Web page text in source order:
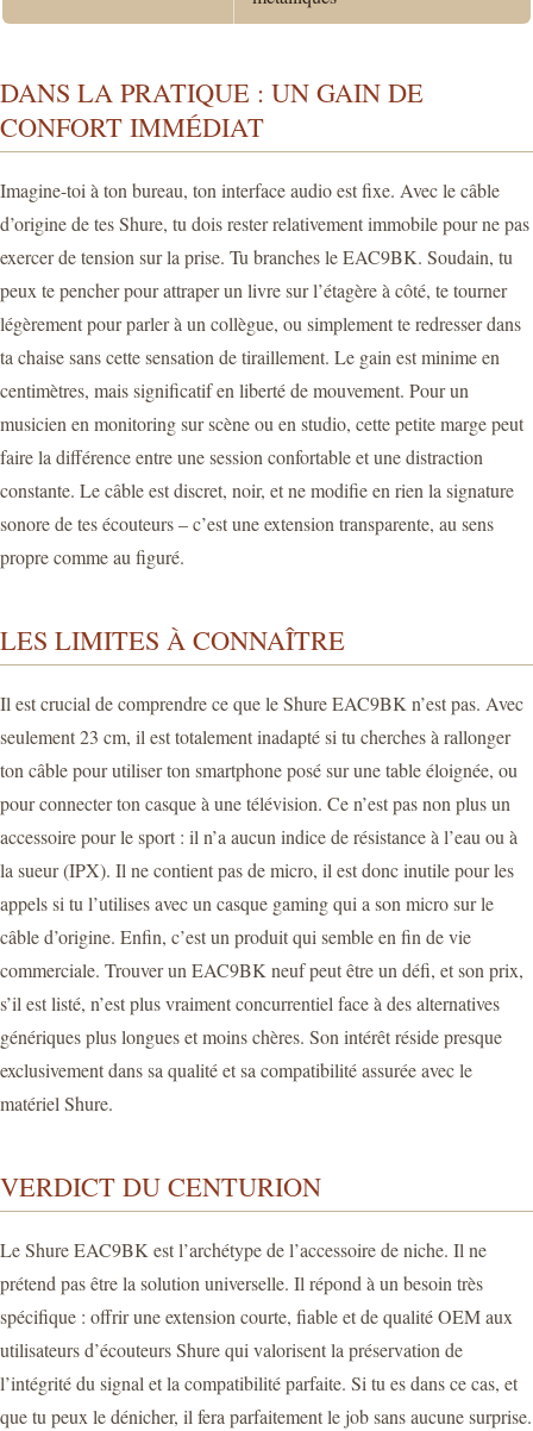
DANS LA PRATIQUE : UN GAIN DE
CONFORT IMMÉDIAT
Imagine-toi à ton bureau, ton interface audio est fixe. Avec le câble
d’origine de tes Shure, tu dois rester relativement immobile pour ne pas
exercer de tension sur la prise. Tu branches le EAC9BK. Soudain, tu
peux te pencher pour attraper un livre sur l’étagère à côté, te tourner
légèrement pour parler à un collègue, ou simplement te redresser dans
ta chaise sans cette sensation de tiraillement. Le gain est minime en
centimètres, mais significatif en liberté de mouvement. Pour un
musicien en monitoring sur scène ou en studio, cette petite marge peut
faire la différence entre une session confortable et une distraction
constante. Le câble est discret, noir, et ne modifie en rien la signature
sonore de tes écouteurs – c’est une extension transparente, au sens
propre comme au figuré.
LES LIMITES À CONNAÎTRE
Il est crucial de comprendre ce que le Shure EAC9BK n’est pas. Avec
seulement 23 cm, il est totalement inadapté si tu cherches à rallonger
ton câble pour utiliser ton smartphone posé sur une table éloignée, ou
pour connecter ton casque à une télévision. Ce n’est pas non plus un
accessoire pour le sport : il n’a aucun indice de résistance à l’eau ou à
la sueur (IPX). Il ne contient pas de micro, il est donc inutile pour les
appels si tu l’utilises avec un casque gaming qui a son micro sur le
câble d’origine. Enfin, c’est un produit qui semble en fin de vie
commerciale. Trouver un EAC9BK neuf peut être un défi, et son prix,
s’il est listé, n’est plus vraiment concurrentiel face à des alternatives
génériques plus longues et moins chères. Son intérêt réside presque
exclusivement dans sa qualité et sa compatibilité assurée avec le
matériel Shure.
VERDICT DU CENTURION
Le Shure EAC9BK est l’archétype de l’accessoire de niche. Il ne
prétend pas être la solution universelle. Il répond à un besoin très
spécifique : offrir une extension courte, fiable et de qualité OEM aux
utilisateurs d’écouteurs Shure qui valorisent la préservation de
l’intégrité du signal et la compatibilité parfaite. Si tu es dans ce cas, et
que tu peux le dénicher, il fera parfaitement le job sans aucune surprise.